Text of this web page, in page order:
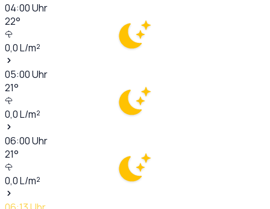
04:00Uhr
22°
0,0L/m²
05:00Uhr
21°
0,0L/m²
06:00Uhr
21°
0,0L/m²